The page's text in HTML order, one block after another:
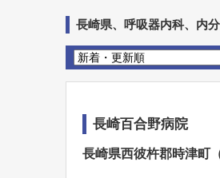
長崎県、呼吸器内科、内
長崎百合野病院
長崎県西彼杵郡時津町